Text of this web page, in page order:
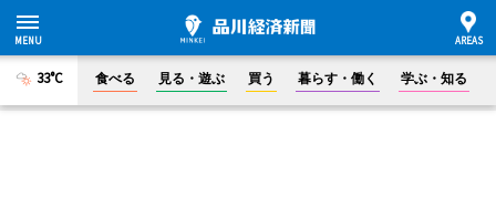
33°C 食べる 見る・遊ぶ 買う 暮らす・働く 学ぶ・知る